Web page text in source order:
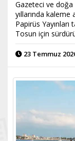
Gazeteci ve doğa
yıllarında kaleme
Papirüs Yayınları
Tosun için
23 Temmuz